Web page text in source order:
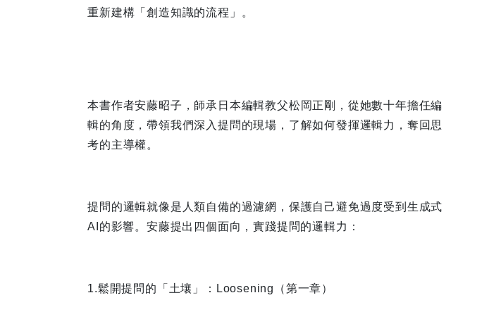
重新建構「創造知識的流程」。
本書作者安藤昭子，師承日本編輯教父松岡正剛，從她數十年擔任編
輯的角度，帶領我們深入提問的現場，了解如何發揮邏輯力，奪回思
考的主導權。
提問的邏輯就像是人類自備的過濾網，保護自己避免過度受到生成式
AI的影響。安藤提出四個面向，實踐提問的邏輯力：
1.鬆開提問的「土壤」：Loosening（第一章）